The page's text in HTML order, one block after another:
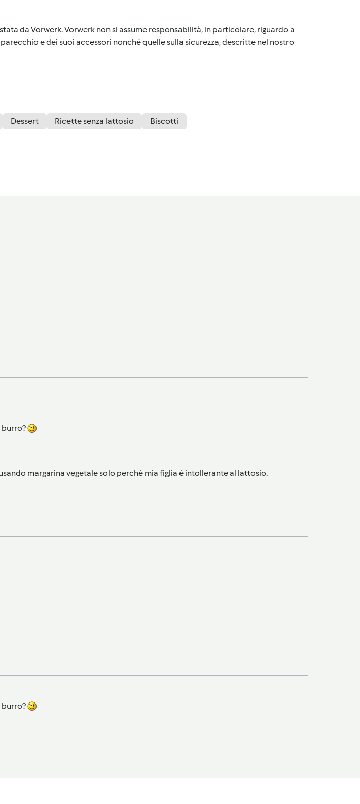
da Vorwerk. Vorwerk non si assume responsabilità, in particolare, riguardo a
e dei suoi accessori nonché quelle sulla sicurezza, descritte nel nostro
Dessert Ricette senza lattosio Biscotti
burro?
margarina vegetale solo perchè mia figlia è intollerante al lattosio.
burro?